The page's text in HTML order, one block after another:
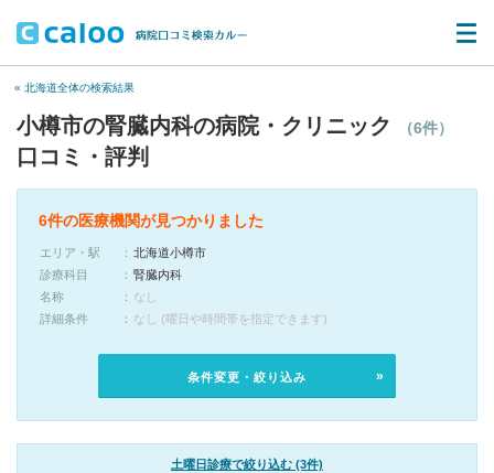
« 北海道全体の検索結果
小樽市の腎臓内科の病院・クリニック （6件）
口コミ・評判
6件の医療機関が見つかりました
エリア・駅
北海道小樽市
診療科目
腎臓内科
名称
なし
詳細条件
なし (曜日や時間帯を指定できます)
条件変更・絞り込み
土曜日診療で絞り込む (3件)